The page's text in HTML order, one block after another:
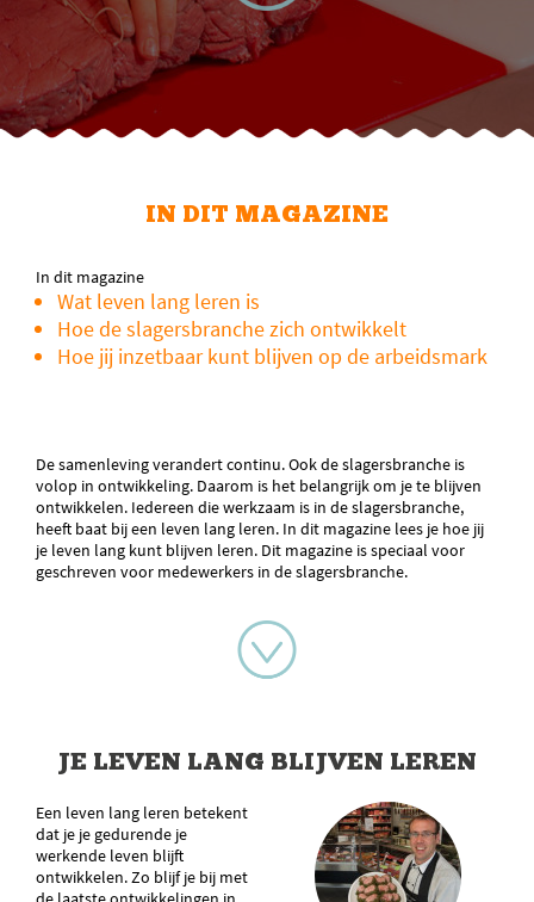
IN DIT MAGAZINE
In dit magazine
Wat leven lang leren is
Hoe de slagersbranche zich ontwikkelt
Hoe jij inzetbaar kunt blijven op de arbeidsmark
De samenleving verandert continu. Ook de slagersbranche is
volop in ontwikkeling. Daarom is het belangrijk om je te blijven
ontwikkelen. Iedereen die werkzaam is in de slagersbranche,
heeft baat bij een leven lang leren. In dit magazine lees je hoe jij
je leven lang kunt blijven leren. Dit magazine is speciaal voor
geschreven voor medewerkers in de slagersbranche.
JE LEVEN LANG BLIJVEN LEREN
Een leven lang leren betekent
dat je je gedurende je
werkende leven blijft
ontwikkelen. Zo blijf je bij met